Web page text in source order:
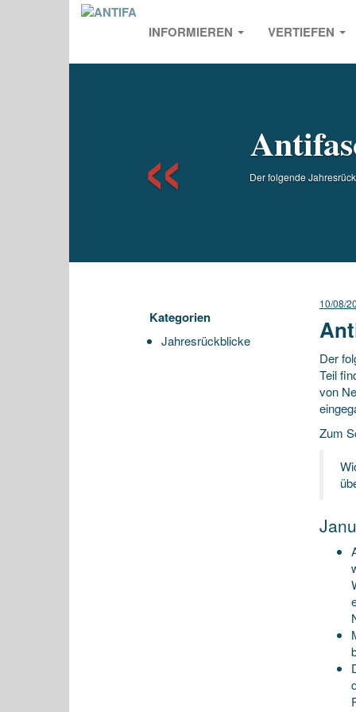
INFORMIEREN VERTIEFEN
Der folgende
Kategorien
Jahresrückblicke
10/08/
Der
Teil
von
Zum